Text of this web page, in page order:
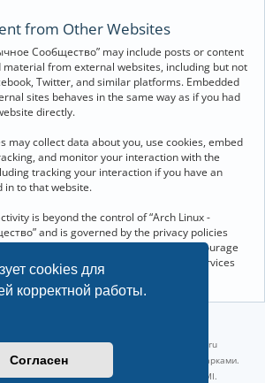
cookies для
корректной работы.
Согласен
from Other Websites
Сообщество” may include posts or content
from external websites, including but not
Twitter, and similar platforms. Embedded
sites behaves in the same way as if you had
directly.
may collect data about you, use cookies, embed
and monitor your interaction with the
tracking your interaction if you have an
in to that website.
is beyond the control of “Arch Linux -
and is governed by the privacy policies
respective external websites. We encourage
and cookie policies of any third-party services
embedded content.
GNU/Linux 2026-07-26 08:48:12 |
vps reg.ru
Linux ™ являются признанными торговыми марками.
торговая марка Linus Torvalds и LMI.